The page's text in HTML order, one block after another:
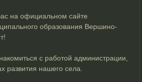
на официальном сайте
образования Вершино-
с работой администрации,
развития нашего села.